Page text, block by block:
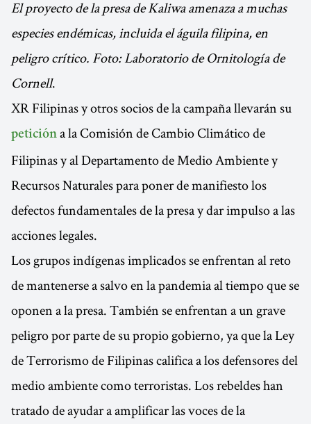
El proyecto de la presa de Kaliwa amenaza a muchas
especies endémicas, incluida el águila filipina, en
peligro crítico. Foto: Laboratorio de Ornitología de
Cornell.
XR Filipinas y otros socios de la campaña llevarán su
petición a la Comisión de Cambio Climático de
Filipinas y al Departamento de Medio Ambiente y
Recursos Naturales para poner de manifiesto los
defectos fundamentales de la presa y dar impulso a las
acciones legales.
Los grupos indígenas implicados se enfrentan al reto
de mantenerse a salvo en la pandemia al tiempo que se
oponen a la presa. También se enfrentan a un grave
peligro por parte de su propio gobierno, ya que la Ley
de Terrorismo de Filipinas califica a los defensores del
medio ambiente como terroristas. Los rebeldes han
tratado de ayudar a amplificar las voces de la